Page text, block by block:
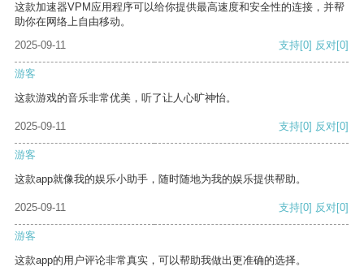
这款加速器VPM应用程序可以给你提供最高速度和安全性的连接，并帮
助你在网络上自由移动。
2025-09-11
支持[0] 反对[0]
游客
这款游戏的音乐非常优美，听了让人心旷神怡。
2025-09-11 支持[0] 反对[0]
游客
这款app就像我的娱乐小助手，随时随地为我的娱乐提供帮助。
2025-09-11 支持[0] 反对[0]
游客
这款app的用户评论非常真实，可以帮助我做出更准确的选择。